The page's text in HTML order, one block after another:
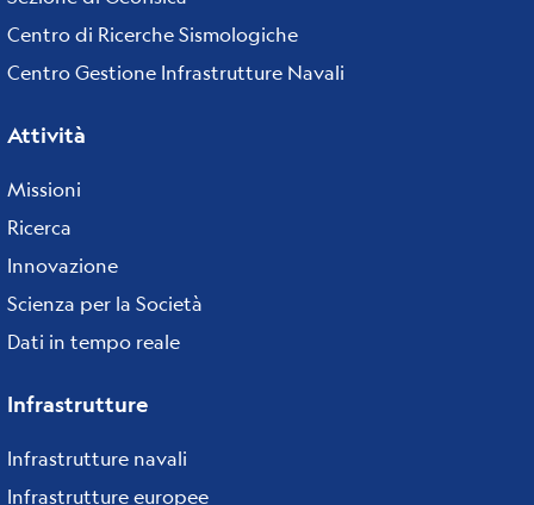
Centro di Ricerche Sismologiche
Centro Gestione Infrastrutture Navali
Attività
Missioni
Ricerca
Innovazione
Scienza per la Società
Dati in tempo reale
Infrastrutture
Infrastrutture navali
Infrastrutture europee